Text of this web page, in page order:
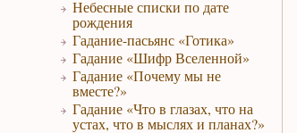
Небесные списки по дате
рождения
Гадание-пасьянс «Готика»
Гадание «Шифр Вселенной»
Гадание «Почему мы не
вместе?»
Гадание «Что в глазах, что на
устах, что в мыслях и планах?»